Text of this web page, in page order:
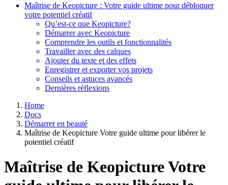
Maîtrise de Keopicture : Votre guide ultime pour débloquer
votre potentiel créatif
Qu’est-ce que Keopicture?
Démarrer avec Keopicture
Comprendre les outils et fonctionnalités
Travailler avec des calques
Ajouter du texte et des effets
Enregistrer et exporter vos projets
Conseils et astuces avancés
Dernières réflexions
Home
Docs
Démarrer en beauté
Maîtrise de Keopicture Votre guide ultime pour libérer le
potentiel créatif
Maîtrise de Keopicture Votre